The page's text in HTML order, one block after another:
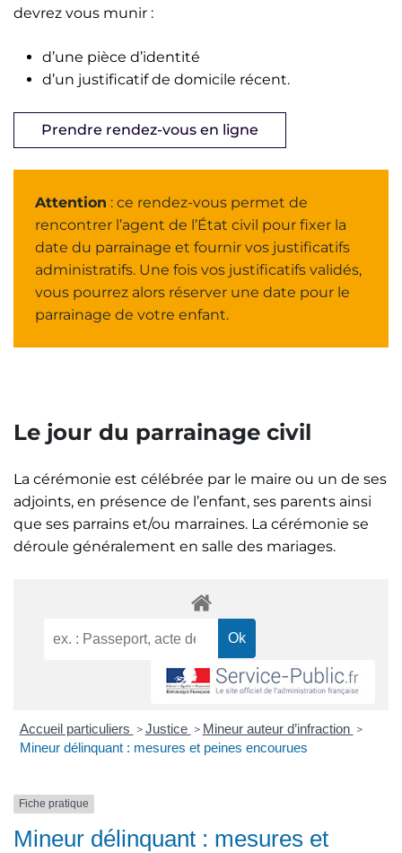
devrez vous munir :
d’une pièce d’identité
d’un justificatif de domicile récent.
Prendre rendez-vous en ligne
Attention : ce rendez-vous permet de
rencontrer l’agent de l’État civil pour fixer la
date du parrainage et fournir vos justificatifs
administratifs. Une fois vos justificatifs validés,
vous pourrez alors réserver une date pour le
parrainage de votre enfant.
Le jour du parrainage civil
La cérémonie est célébrée par le maire ou un de ses
adjoints, en présence de l’enfant, ses parents ainsi
que ses parrains et/ou marraines. La cérémonie se
déroule généralement en salle des mariages.
Accueil particuliers > Justice > Mineur auteur d’infraction >
Mineur délinquant : mesures et peines encourues
Fiche pratique
Mineur délinquant : mesures et